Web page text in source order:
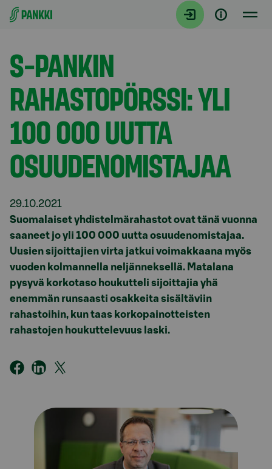
Siirry suoraan sisältöön
Tiedotteet
S-PANKIN
RAHASTOPÖRSSI: YLI
100 000 UUTTA
OSUUDENOMISTAJAA
29.10.2021
Suomalaiset yhdistelmärahastot ovat tänä vuonna
saaneet jo yli 100 000 uutta osuudenomistajaa.
Uusien sijoittajien virta jatkui voimakkaana myös
vuoden kolmannella neljänneksellä. Matalana
pysyvä korkotaso houkutteli sijoittajia yhä
enemmän runsaasti osakkeita sisältäviin
rahastoihin, kun taas korkopainotteisten
rahastojen houkuttelevuus laski.